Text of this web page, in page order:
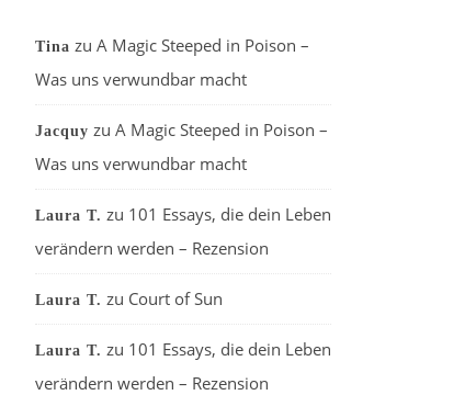
Tina zu A Magic Steeped in Poison –
Was uns verwundbar macht
Jacquy zu A Magic Steeped in Poison –
Was uns verwundbar macht
Laura T. zu 101 Essays, die dein Leben
verändern werden – Rezension
Laura T. zu Court of Sun
Laura T. zu 101 Essays, die dein Leben
verändern werden – Rezension